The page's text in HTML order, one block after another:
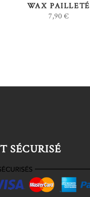
WAX PAILLETÉ
7,90€
SÉCURISÉ